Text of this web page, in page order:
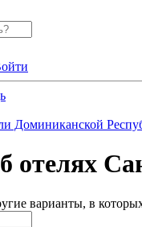
Доминиканской
отелях
варианты, в